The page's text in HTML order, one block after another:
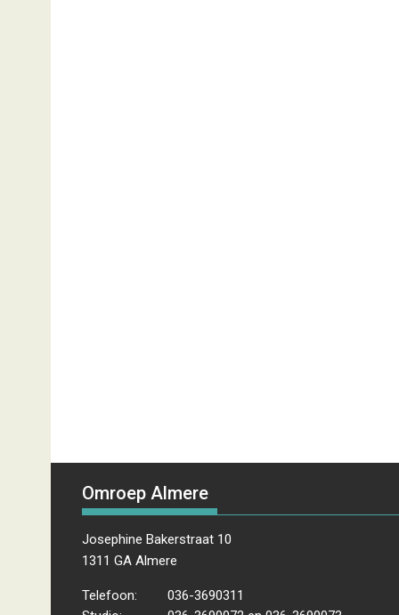
Omroep Almere
Josephine Bakerstraat 10
1311 GA Almere
Telefoon:
036-3690311